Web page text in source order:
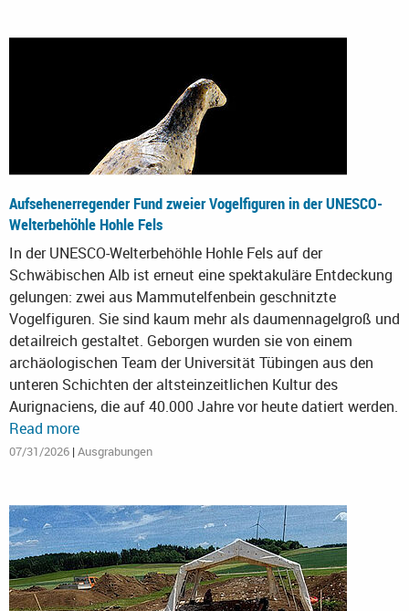
Aufsehenerregender Fund zweier Vogelfiguren in der UNESCO-
Welterbehöhle Hohle Fels
In der UNESCO-Welterbehöhle Hohle Fels auf der
Schwäbischen Alb ist erneut eine spektakuläre Entdeckung
gelungen: zwei aus Mammutelfenbein geschnitzte
Vogelfiguren. Sie sind kaum mehr als daumennagelgroß und
detailreich gestaltet. Geborgen wurden sie von einem
archäologischen Team der Universität Tübingen aus den
unteren Schichten der altsteinzeitlichen Kultur des
Aurignaciens, die auf 40.000 Jahre vor heute datiert werden.
Read more
07/31/2026 |Ausgrabungen